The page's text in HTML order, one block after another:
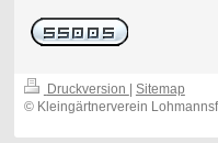
Druckversion
Sitemap
© Kleingärtnerverein